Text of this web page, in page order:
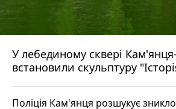
У лебединому сквері Кам'янця-Подільського
встановили скульптуру
Поліція Кам'янця розшукує